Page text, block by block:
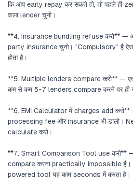
कि आप early repay कर सकते हो, तो पहले ही
वाला lender चुनो।
**4. Insurance bundling refuse करो** —
party insurance चुनो। "Compulsory" है
होता है।
**5. Multiple lenders compare करो** —
कम से कम 5-7 lenders compare करने पर ही
**6. EMI Calculator में charges add
processing fee और insurance भी डालो।
calculate करो।
**7. Smart Comparison Tool use करो**
compare करना practically impossible है।
powered tool यह काम seconds में करता है।